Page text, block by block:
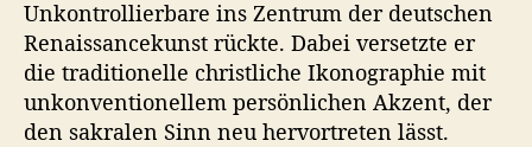
Unkontrollierbare ins Zentrum der deutschen
Renaissancekunst rückte. Dabei versetzte er
die traditionelle christliche Ikonographie mit
unkonventionellem persönlichen Akzent, der
den sakralen Sinn neu hervortreten lässt.